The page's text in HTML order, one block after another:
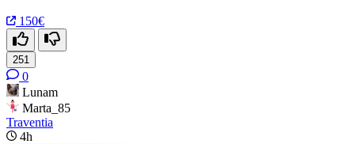
150€
251
0
Lunam
Marta_85
Traventia
4h